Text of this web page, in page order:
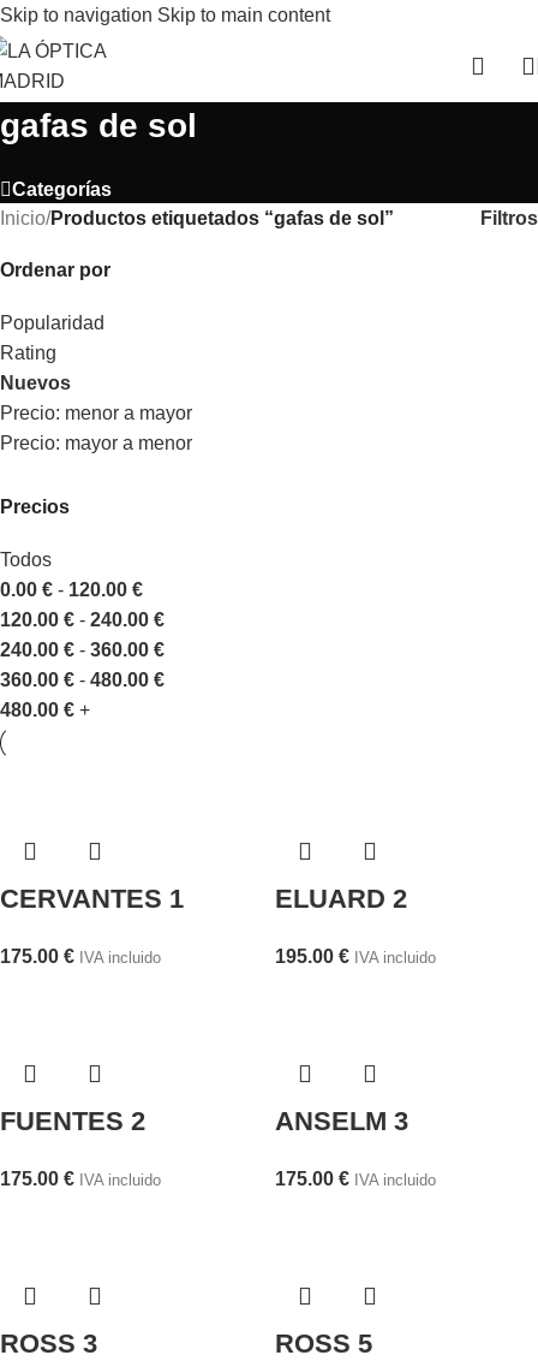
Skip to navigation Skip to main content
gafas de sol
Categorías
Inicio/Productos etiquetados “gafas de sol” Filtros
Ordenar por
Popularidad
Rating
Nuevos
Precio: menor a mayor
Precio: mayor a menor
Precios
Todos
0.00 € - 120.00 €
120.00 € - 240.00 €
240.00 € - 360.00 €
360.00 € - 480.00 €
480.00 € +
CERVANTES 1
175.00 € IVA incluido
ELUARD 2
195.00 € IVA incluido
FUENTES 2
175.00 € IVA incluido
ANSELM 3
175.00 € IVA incluido
ROSS 3 ROSS 5